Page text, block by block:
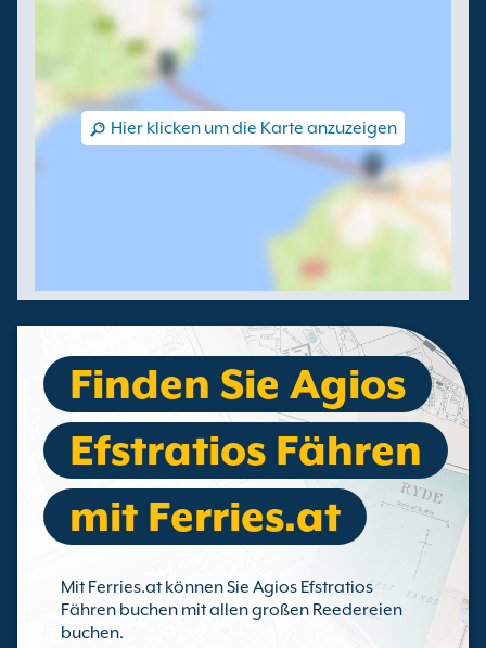
Hier klicken um die Karte anzuzeigen
Finden Sie Agios
Efstratios Fähren
mit Ferries.at
Mit Ferries.at können Sie Agios Efstratios
Fähren buchen mit allen großen Reedereien
buchen.